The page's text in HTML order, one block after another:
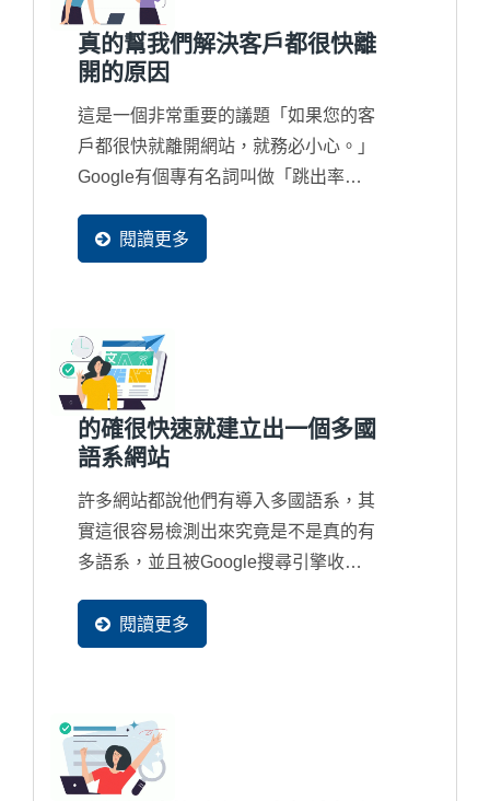
真的幫我們解決客戶都很快離
開的原因
這是一個非常重要的議題「如果您的客
戶都很快就離開網站，就務必小心。」
Google有個專有名詞叫做「跳出率
閱讀更多
的確很快速就建立出一個多國
語系網站
許多網站都說他們有導入多國語系，其
實這很容易檢測出來究竟是不是真的有
多語系，並且被Google搜尋引擎收錄
閱讀更多